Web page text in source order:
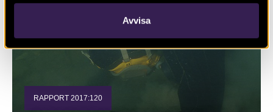
Avvisa
RAPPORT 2017:120